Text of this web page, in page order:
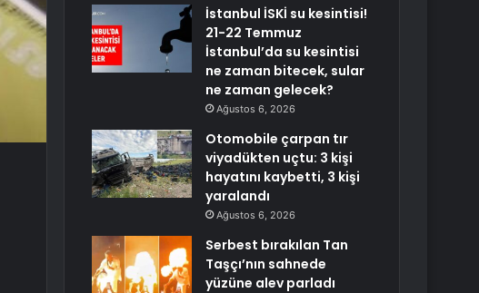
İstanbul İSKİ su kesintisi!
21-22 Temmuz
İstanbul’da su kesintisi
ne zaman bitecek, sular
ne zaman gelecek?
Ağustos 6, 2026
Otomobile çarpan tır
viyadükten uçtu: 3 kişi
hayatını kaybetti, 3 kişi
yaralandı
Ağustos 6, 2026
Serbest bırakılan Tan
Taşçı’nın sahnede
yüzüne alev parladı